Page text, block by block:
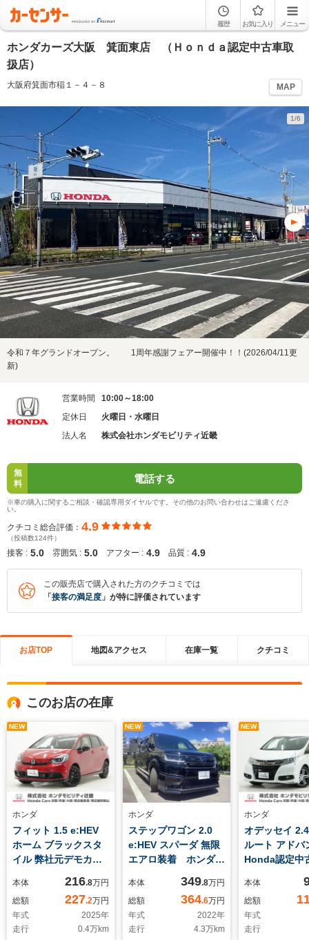
履歴 お気に入り メニュー
ホンダカーズ大阪 箕面東店 （Ｈｏｎｄａ認定中古車取
扱店）
大阪府箕面市稲１－４－８ MAP
1/6
令和７年グランドオープン。 1周年感謝フェアー開催中！！(2026/04/11更
新)
営業時間
10:00～18:00
定休日
火曜日・水曜日
法人名
株式会社ホンダモビリティ近畿
無
料
電話する
※車の購入に関するご相談・確認専用ダイヤルです。その他のお問い合わせはご遠慮くださ
い。
クチコミ総合評価： 4.9
（投稿数124件）
接客 : 5.0 雰囲気 : 5.0 アフター : 4.9 品質 : 4.9
この販売店で購入された方のクチコミでは
「 接客の満足度 」が特に評価されています
お店TOP 地図&アクセス 在庫一覧 クチコミ
このお店の在庫
NEW
ホンダ
フィット 1.5 e:HEV
ホーム ブラックスタ
イル 弊社元デモカ
車 ホンダコネクトナ
ビ 全周囲カメラ
ETC2.0 ドラレコ
ブラインドスポットモ
本体 216.8万円
総額
227.2万円
年式
2025年
走行
0.4万km
NEW
ホンダ
ステップワゴン 2.0
e:HEV スパーダ 無限
エアロ装着 ホンダ認
ー 11インチナビ(純
正用品LXM-237VFLi)
リヤカメラ
ETC2.0 ブラインド
本体 349.8万円
総額
364.6万円
年式
2022年
走行
4.3万km
NEW
ホンダ
オデッセイ
ルート アドバ
Honda認定
純正ナビ 全
ラ ETC ア
ブクルーズコ
ル LEDオー
本体
総額
年式
走行